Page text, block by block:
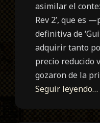
asimilar el
Rev 2’, que es
definitiva de
adquirir tanto
precio reducido
gozaron de la
Seguir leyendo…